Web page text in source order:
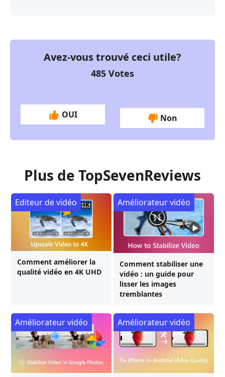
Avez-vous trouvé ceci utile?
485 Votes
OUI Non
Plus de TopSevenReviews
Comment améliorer la
qualité vidéo en 4K UHD
Editeur de vidéo
Comment stabiliser une
vidéo : un guide pour
lisser les images
tremblantes
Améliorateur vidéo
Améliorateur vidéo Améliorateur vidéo